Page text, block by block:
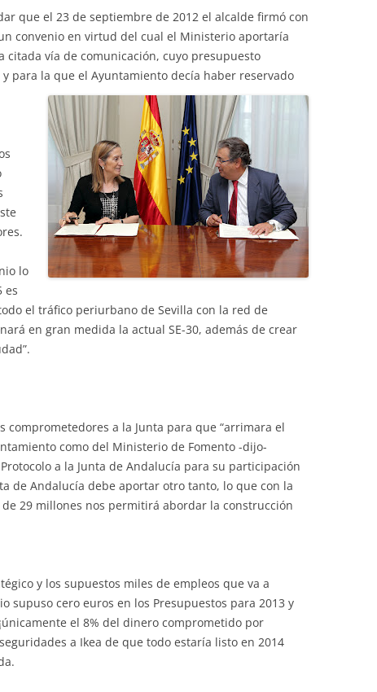
que el 23 de septiembre de 2012 el alcalde firmó con
convenio en virtud del cual el Ministerio aportaría
citada vía de comunicación, cuyo presupuesto
para la que el Ayuntamiento decía haber reservado
lo
es
el tráfico periurbano de Sevilla con la red de
en gran medida la actual SE-30, además de crear
comprometedores a la Junta para que “arrimara el
como del Ministerio de Fomento -dijo-
a la Junta de Andalucía para su participación
de Andalucía debe aportar otro tanto, lo que con la
29 millones nos permitirá abordar la construcción
y los supuestos miles de empleos que va a
supuso cero euros en los Presupuestos para 2013 y
el 8% del dinero comprometido por
a Ikea de que todo estaría listo en 2014